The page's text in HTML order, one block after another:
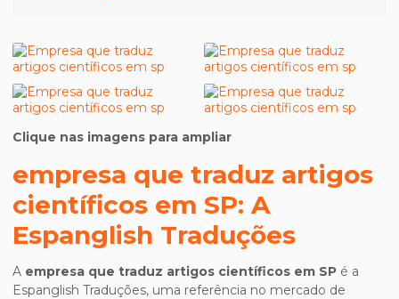
Clique nas imagens para ampliar
empresa que traduz artigos
científicos em SP: A
Espanglish Traduções
A empresa que traduz artigos científicos em SP é a
Espanglish Traduções, uma referência no mercado de